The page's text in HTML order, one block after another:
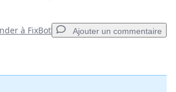
à FixBot Ajouter un commentaire